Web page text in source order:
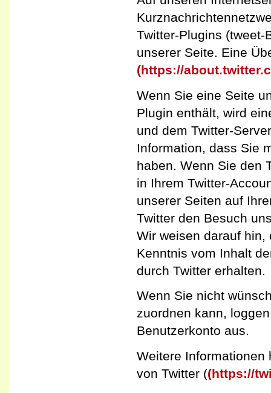
Twitter-Plugins (tweet-
unserer Seite. Eine
(https://
Wenn Sie eine Seite
Plugin enthält, wird
und dem Twitter-
Information, dass Sie
haben. Wenn Sie den
in Ihrem Twitter-
unserer Seiten auf
Twitter den Besuch
Wir weisen darauf hin,
Kenntnis vom Inhalt
durch Twitter erhalten.
Wenn Sie nicht
zuordnen kann,
Benutzerkonto aus.
Weitere Informationen
von Twitter ((https://